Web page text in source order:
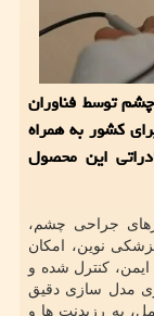
توسط فناوران
برای کشور به همراه
این محصول
جراحی چشم،
نوین، امکان
کنترل شده و
مدل سازی دقیق
به رزیدنت ها و